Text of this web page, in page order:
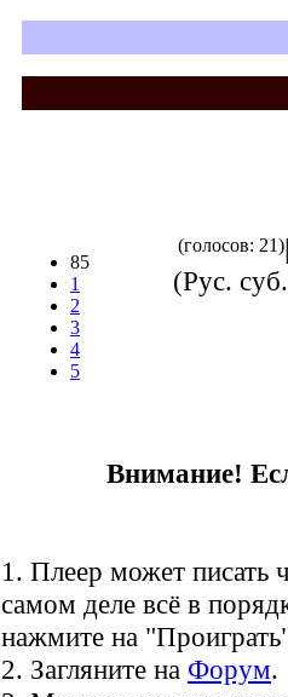
85
1
2
3
4
5
(голосов: 21)
(Рус.
Внимание!
1. Плеер может писать
самом деле всё в
нажмите на
2. Загляните на Форум.